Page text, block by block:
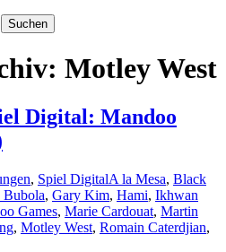
Motley West
Digital: Mandoo
, Spiel DigitalA la Mesa, Black
Bubola, Gary Kim, Hami, Ikhwan
Games, Marie Cardouat, Martin
, Motley West, Romain Caterdjian,